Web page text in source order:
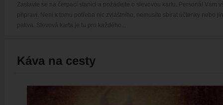
Zastavte se na čerpací stanici a požádejte o slevovou kartu. Personál Vám
připraví. Není k tomu potřeba nic zvláštního, nemusíte sbírat účtenky nebo
paliva. Slevová karta je tu pro každého...
Káva na cesty